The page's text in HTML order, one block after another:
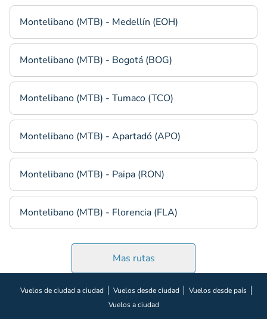
Montelibano (MTB) - Medellín (EOH)
Montelibano (MTB) - Bogotá (BOG)
Montelibano (MTB) - Tumaco (TCO)
Montelibano (MTB) - Apartadó (APO)
Montelibano (MTB) - Paipa (RON)
Montelibano (MTB) - Florencia (FLA)
Mas rutas
Vuelos de ciudad a ciudad Vuelos desde ciudad
Vuelos desde país
Vuelos a ciudad